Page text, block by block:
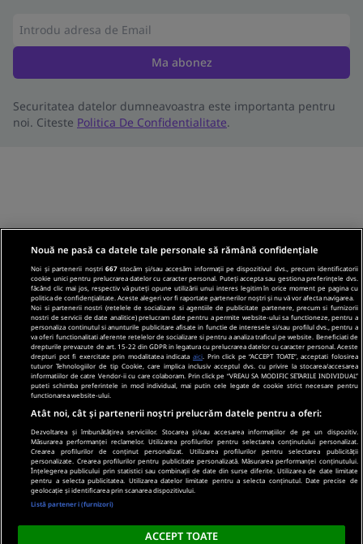
Ma abonez
Securitatea datelor dumneavoastra este importanta pentru
noi. Citeste Politica De Confidentialitate.
Nouă ne pasă ca datele tale personale să rămână confidențiale
Noi și partenerii noștri667 stocăm și/sau accesăm informații pe dispozitivul dvs., precum identificatorii
cookie unici pentru prelucrarea datelor cu caracter personal. Puteți accepta sau gestiona preferințele dvs.
făcând clic mai jos, respectiv vă puteți opune utilizării unui interes legitim în orice moment pe pagina cu
politica de confidențialitate. Aceste alegeri vor fi raportate partenerilor noștri și nu vă vor afecta navigarea.
Noi si partenerii nostri (retelele de socializare si agentiile de publicitate partenere, precum si furnizorii
nostri de servicii de date analitice) prelucram date pentru a permite website-ului sa functioneze, pentru a
personaliza continutul si anunturile publicitare afisate in functie de interesele si/sau profilul dvs., pentru a
va oferi functionalitati aferente retelelor de socializare si pentru a analiza traficul pe website. Beneficiati de
drepturile prevazute de art. 15-22 din GDPR in legatura cu prelucrarea datelor cu caracter personal. Aceste
drepturi pot fi exercitate prin modalitatea indicata aici . Prin click pe “ACCEPT TOATE”, acceptati folosirea
tuturor Tehnologiilor de tip Cookie, care implica inclusiv acceptul dvs. cu privire la stocarea/accesarea
informatiilor de catre Vendor-ii cu care colaboram. Prin click pe “VREAU SA MODIFIC SETARILE INDIVIDUAL”
puteti schimba preferintele in mod individual, mai putin cele legate de cookie strict necesare pentru
functionarea website-ului.
Atât noi, cât și partenerii noștri prelucrăm datele pentru a oferi:
Dezvoltarea și îmbunătățirea serviciilor. Stocarea și/sau accesarea informațiilor de pe un dispozitiv.
Măsurarea performanței reclamelor. Utilizarea profilurilor pentru selectarea conținutului personalizat.
Crearea profilurilor de conținut personalizat. Utilizarea profilurilor pentru selectarea publicității
personalizate. Crearea profilurilor pentru publicitate personalizată. Măsurarea performanței conținutului.
Înțelegerea publicului prin statistici sau combinații de date din surse diferite. Utilizarea de date limitate
pentru a selecta publicitatea. Utilizarea datelor limitate pentru a selecta conținutul. Date precise de
geolocație și identificarea prin scanarea dispozitivului.
Listă parteneri (furnizori)
ACCEPT TOATE